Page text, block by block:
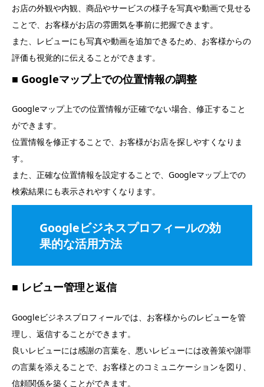
お店の外観や内観、商品やサービスの様子を写真や動画で見せる
ことで、お客様がお店の雰囲気を事前に把握できます。
また、レビューにも写真や動画を追加できるため、お客様からの
評価も視覚的に伝えることができます。
■ Googleマップ上での位置情報の調整
Googleマップ上での位置情報が正確でない場合、修正すること
ができます。
位置情報を修正することで、お客様がお店を探しやすくなりま
す。
また、正確な位置情報を設定することで、Googleマップ上での
検索結果にも表示されやすくなります。
Googleビジネスプロフィールの効
果的な活用方法
■ レビュー管理と返信
Googleビジネスプロフィールでは、お客様からのレビューを管
理し、返信することができます。
良いレビューには感謝の言葉を、悪いレビューには改善策や謝罪
の言葉を添えることで、お客様とのコミュニケーションを図り、
信頼関係を築くことができます。